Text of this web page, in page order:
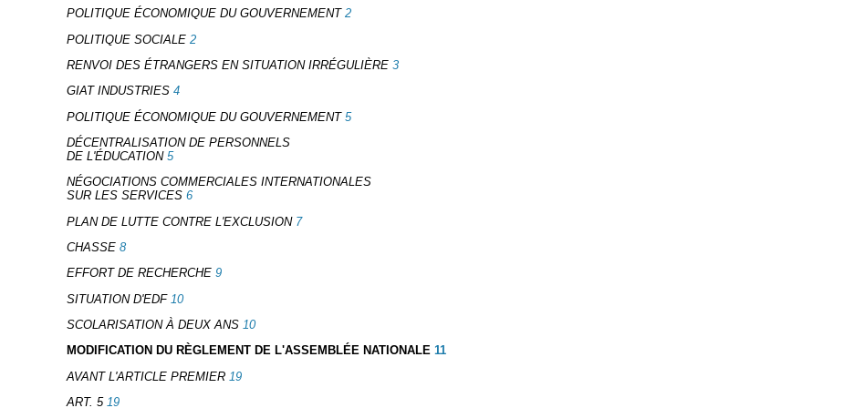
POLITIQUE ÉCONOMIQUE DU GOUVERNEMENT2
POLITIQUE SOCIALE2
RENVOI DES ÉTRANGERS EN SITUATION IRRÉGULIÈRE3
GIAT INDUSTRIES4
POLITIQUE ÉCONOMIQUE DU GOUVERNEMENT5
DÉCENTRALISATION DE PERSONNELS
DE L'ÉDUCATION5
NÉGOCIATIONS COMMERCIALES INTERNATIONALES
SUR LES SERVICES6
PLAN DE LUTTE CONTRE L'EXCLUSION7
CHASSE8
EFFORT DE RECHERCHE9
SITUATION D'EDF10
SCOLARISATION À DEUX ANS10
MODIFICATION DU RÈGLEMENT DE L'ASSEMBLÉE NATIONALE11
AVANT L'ARTICLE PREMIER19
ART. 519